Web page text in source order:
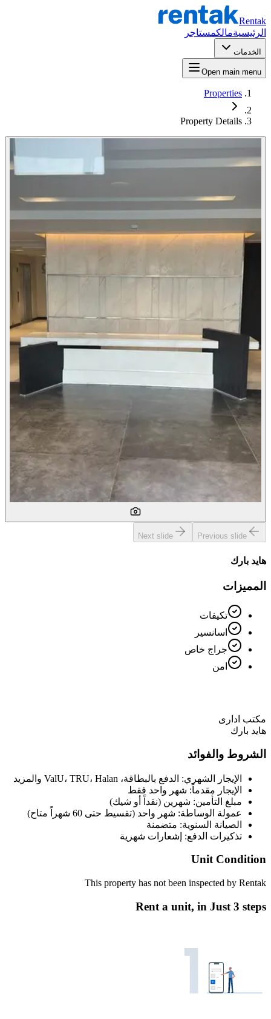
Rentak
الرئيسيةمالكمستاجر
الخدمات
Open main menu
Properties
Property Details
Previous slide
Next slide
هايد بارك
المميزات
تكيفات
اسانسير
جراج خاص
امن
مكتب ادارى
هايد بارك
الشروط والفوائد
الإيجار الشهري: الدفع بالبطاقة، ValU، TRU، Halan والمزيد
الإيجار مقدماً: شهر واحد فقط
مبلغ التأمين: شهرين (نقداً أو شيك)
عمولة الوساطة: شهر واحد (تقسيط حتى 60 شهراً متاح)
الصيانة السنوية: متضمنة
تذكيرات الدفع: إشعارات شهرية
Unit Condition
This property has not been inspected by Rentak
Rent a unit, in Just 3 steps